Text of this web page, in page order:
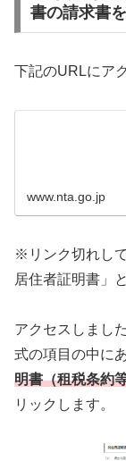
書の請求書
下記のURLにア
www.nta.go.jp
※リンク切れし
居住者証明書」
アクセスしまし
式の項目の中にあ
明書（租税条約
リックします。